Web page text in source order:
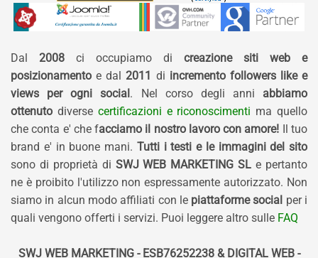
Dal 2008 ci occupiamo di creazione siti web e
posizionamento e dal 2011 di incremento followers like e
views per ogni social. Nel corso degli anni abbiamo
ottenuto diverse certificazioni e riconoscimenti ma quello
che conta e' che facciamo il nostro lavoro con amore! Il tuo
brand e' in buone mani. Tutti i testi e le immagini del sito
sono di proprietà di SWJ WEB MARKETING SL e pertanto
ne è proibito l'utilizzo non espressamente autorizzato. Non
siamo in alcun modo affiliati con le piattaforme social per i
quali vengono offerti i servizi. Puoi leggere altro sulle FAQ
SWJ WEB MARKETING - ESB76252238 & DIGITAL WEB -